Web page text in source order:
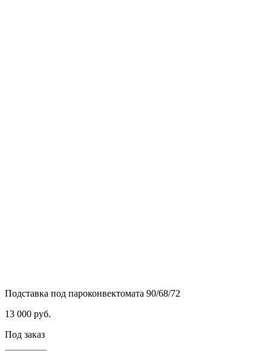
Подставка под пароконвектомата 90/68/72
13 000 руб.
Под заказ